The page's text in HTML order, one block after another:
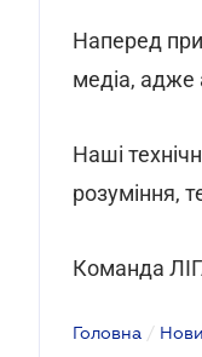
Наперед
медіа, адже
Наші
розуміння,
Команда
Головна /